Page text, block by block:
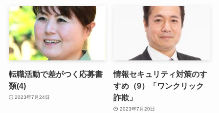
転職活動で差がつく応募書
類(4)
2023年7月24日
情報セキュリティ対策のす
すめ（9）「ワンクリック
詐欺」
2023年7月20日